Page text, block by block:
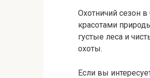
Охотничий сезон
красотами
густые леса и
охоты.
Если вы